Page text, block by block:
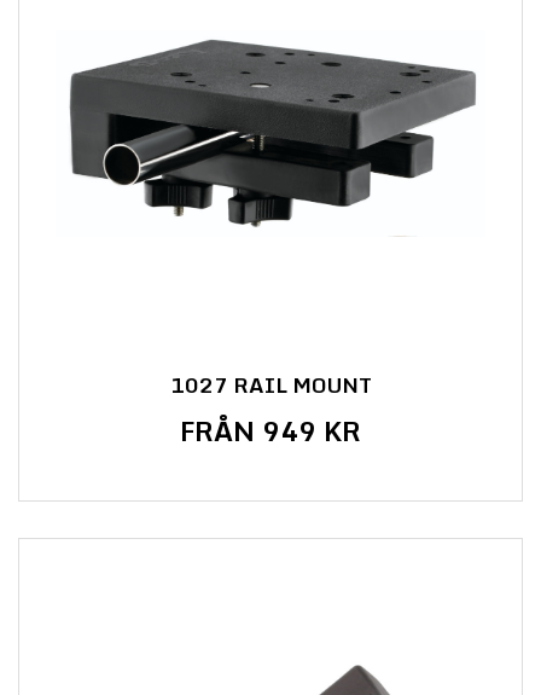
1027 RAIL MOUNT
FRÅN 949 KR